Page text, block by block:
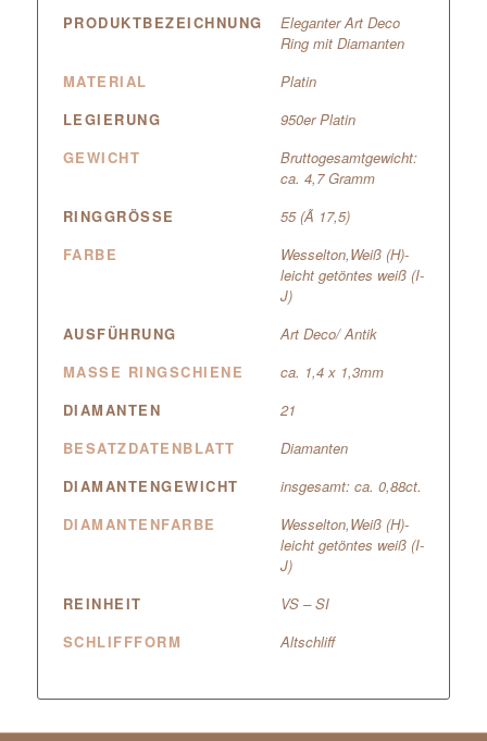
PRODUKTBEZEICHNUNG
Eleganter Art Deco
Ring mit Diamanten
MATERIAL
Platin
LEGIERUNG
950er Platin
GEWICHT
Bruttogesamtgewicht:
ca. 4,7 Gramm
RINGGRÖSSE
55 (Ã 17,5)
FARBE
Wesselton,Weiß (H)-
leicht getöntes weiß (I-
J)
AUSFÜHRUNG
Art Deco/ Antik
MASSE RINGSCHIENE
ca. 1,4 x 1,3mm
DIAMANTEN
21
BESATZDATENBLATT
Diamanten
DIAMANTENGEWICHT
insgesamt: ca. 0,88ct.
DIAMANTENFARBE
Wesselton,Weiß (H)-
leicht getöntes weiß (I-
J)
REINHEIT
VS – SI
SCHLIFFFORM
Altschliff